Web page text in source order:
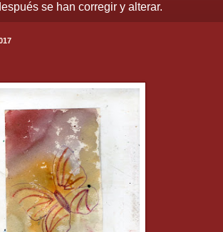
se han corregir y alterar.